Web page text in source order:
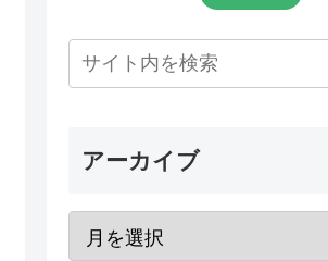
アーカイブ